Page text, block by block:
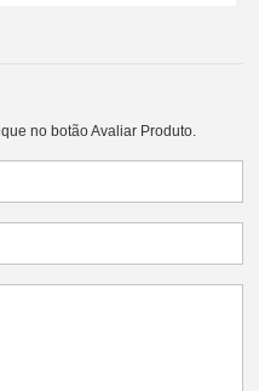
no botão Avaliar Produto.